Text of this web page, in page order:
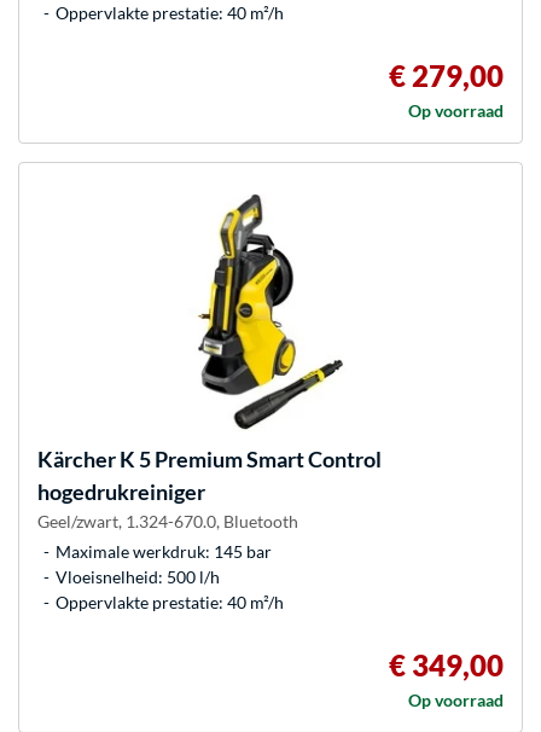
Oppervlakte prestatie: 40 m²/h
€ 279,00
Op voorraad
KärcherK 5 Premium Smart Control
hogedrukreiniger
Geel/zwart, 1.324-670.0, Bluetooth
Maximale werkdruk: 145 bar
Vloeisnelheid: 500 l/h
Oppervlakte prestatie: 40 m²/h
€ 349,00
Op voorraad